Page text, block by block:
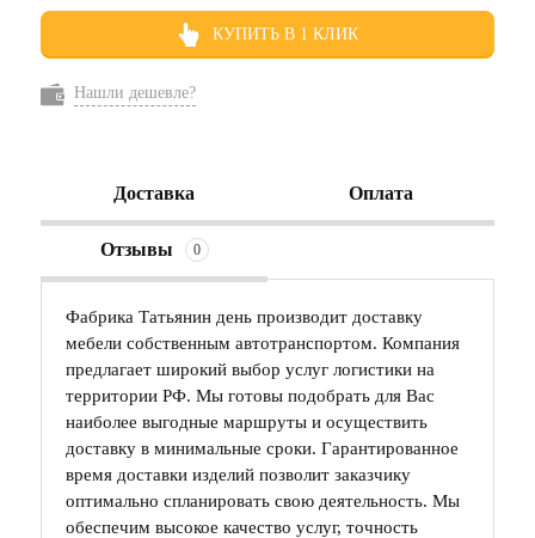
КУПИТЬ В 1 КЛИК
Нашли дешевле?
Доставка Оплата
Отзывы 0
Фабрика Татьянин день производит доставку
мебели собственным автотранспортом. Компания
предлагает широкий выбор услуг логистики на
территории РФ. Мы готовы подобрать для Вас
наиболее выгодные маршруты и осуществить
доставку в минимальные сроки. Гарантированное
время доставки изделий позволит заказчику
оптимально спланировать свою деятельность. Мы
обеспечим высокое качество услуг, точность